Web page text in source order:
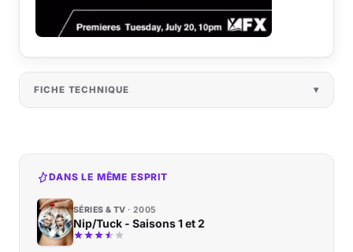
FICHE TECHNIQUE
DANS LE MÊME ESPRIT
SÉRIES & TV 2005
Nip/Tuck - Saisons 1 et 2